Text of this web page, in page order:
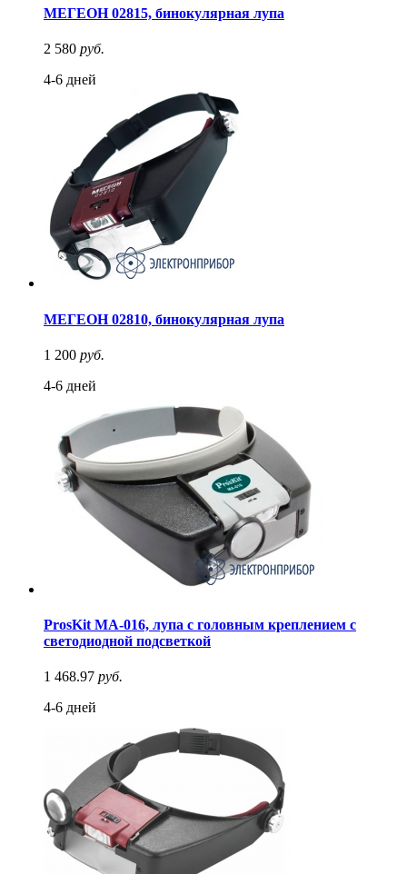
МЕГЕОН 02815, бинокулярная лупа
2 580 руб.
4-6 дней
МЕГЕОН 02810, бинокулярная лупа
1 200 руб.
4-6 дней
ProsKit MA-016, лупа с головным креплением с
светодиодной подсветкой
1 468.97 руб.
4-6 дней